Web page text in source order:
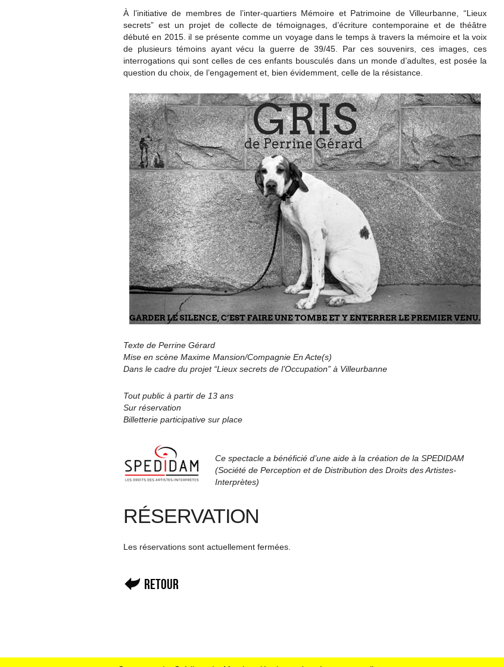
À l’initiative de membres de l’inter-quartiers Mémoire et Patrimoine de Villeurbanne, “Lieux
secrets” est un projet de collecte de témoignages, d’écriture contemporaine et de théâtre
débuté en 2015. il se présente comme un voyage dans le temps à travers la mémoire et la voix
de plusieurs témoins ayant vécu la guerre de 39/45. Par ces souvenirs, ces images, ces
interrogations qui sont celles de ces enfants bousculés dans un monde d’adultes, est posée la
question du choix, de l’engagement et, bien évidemment, celle de la résistance.
Texte de Perrine Gérard
Mise en scène Maxime Mansion/Compagnie En Acte(s)
Dans le cadre du projet “Lieux secrets de l’Occupation” à Villeurbanne
Tout public à partir de 13 ans
Sur réservation
Billetterie participative sur place
Ce spectacle a bénéficié d’une aide à la création de la SPEDIDAM
(Société de Perception et de Distribution des Droits des Artistes-
Interprètes)
RÉSERVATION
Les réservations sont actuellement fermées.
Retour